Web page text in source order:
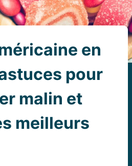
en
pour
malin et
meilleurs